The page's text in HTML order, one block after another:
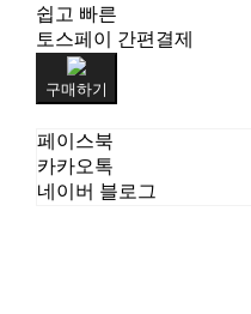
쉽고 빠른
토스페이 간편결제
구매하기
페이스북
카카오톡
네이버 블로그